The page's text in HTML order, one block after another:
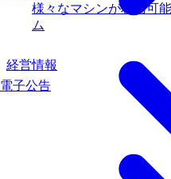
様々なマシンが利用可
ム
電子公告
経営情報